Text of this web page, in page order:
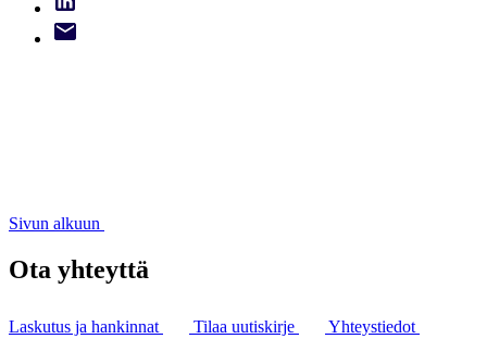
Sivun alkuun
Ota yhteyttä
Laskutus ja hankinnat Tilaa uutiskirje Yhteystiedot